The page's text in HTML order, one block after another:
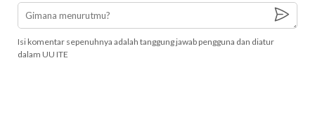
Isi komentar sepenuhnya adalah tanggung jawab pengguna dan diatur
dalam UU ITE